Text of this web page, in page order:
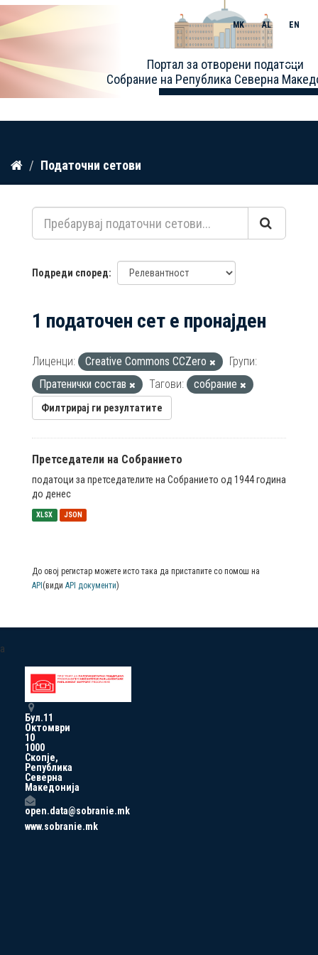
Прескокнете
содржина
Портал за отворени податоци
Собрание на Република Северна
MK AL EN
Toggle
Податочни сетови
Подреди според
1 податочен сет е пронајден
Лиценци: Creative Commons CCZero
Групи:
Пратенички состав
Тагови: собрание
Филтрирај ги резултатите
Претседатели на Собранието
податоци за претседателите на Собранието од 1944 година
до денес
XLSX JSON
До овој регистар можете исто така да пристапите со помош на
API (види API документи)
a
Бул.11
Октомври
10
1000
Скопје,
Република
Северна
Македонија
open.data@sobranie.mk
www.sobranie.mk